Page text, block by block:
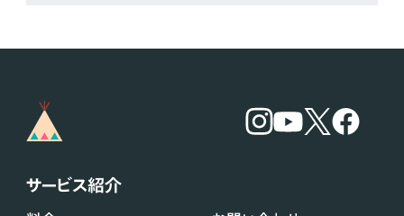
サービス紹介